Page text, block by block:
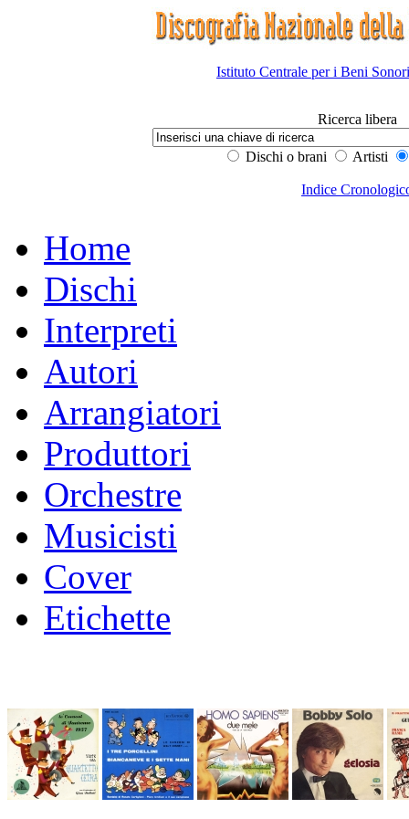
Istituto Centrale per i Beni
Ricerca libera
Dischi o brani Artisti
Indice
Home
Dischi
Interpreti
Autori
Arrangiatori
Produttori
Orchestre
Musicisti
Cover
Etichette